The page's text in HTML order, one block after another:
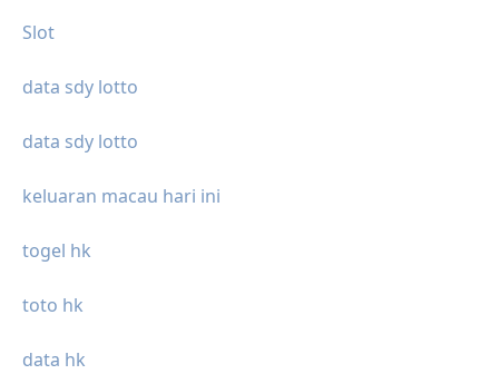
Slot
data sdy lotto
data sdy lotto
keluaran macau hari ini
togel hk
toto hk
data hk